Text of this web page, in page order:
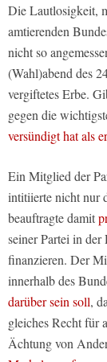
Die Lautlosigkeit,
amtierenden
nicht so
(Wahl)abend des
vergiftetes Erbe.
gegen die
versündigt hat als er
Ein Mitglied der
intitiierte nicht nur
beauftragte damit
seiner Partei in
finanzieren. Der
innerhalb des
darüber sein soll,
gleiches Recht für
Ächtung von